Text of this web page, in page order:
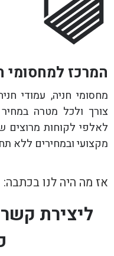
המרכז למחסומי
מחסומי חניה, עמודי
צורך ולכל מטרה
לאלפי לקוחות מרוצים
מקצועי ובמחירים ללא
אז מה היה לנו בכתבה:
ליצירת